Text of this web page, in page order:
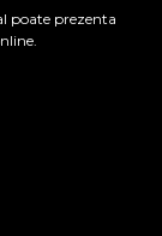
poate prezenta